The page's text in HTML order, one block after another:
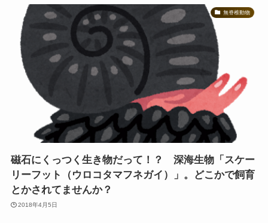
無脊椎動物
磁石にくっつく生き物だって！？ 深海生物「スケー
リーフット（ウロコタマフネガイ）」。どこかで飼育
とかされてませんか？
2018年4月5日